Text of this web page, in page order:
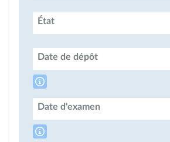
État
Date de dépôt
Date d'examen